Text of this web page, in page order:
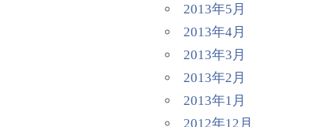
2013年5月
2013年4月
2013年3月
2013年2月
2013年1月
2012年12月